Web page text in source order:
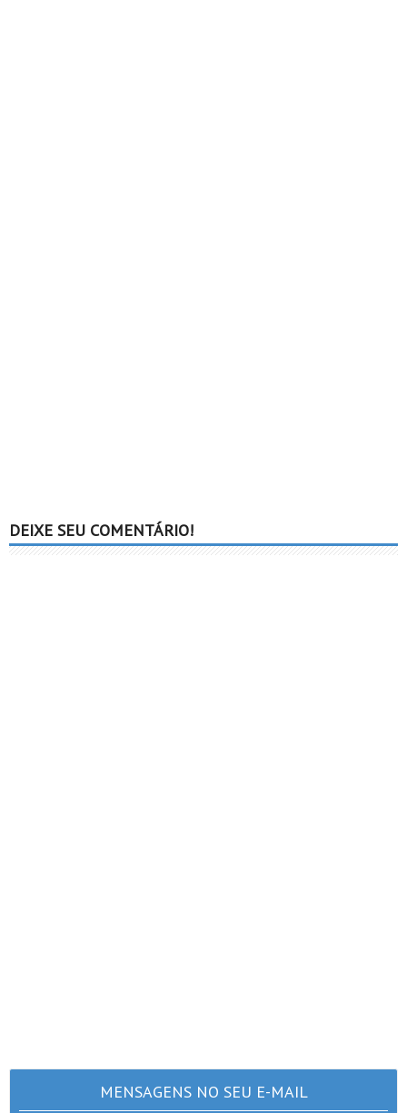
DEIXE SEU COMENTÁRIO!
MENSAGENS NO SEU E-MAIL